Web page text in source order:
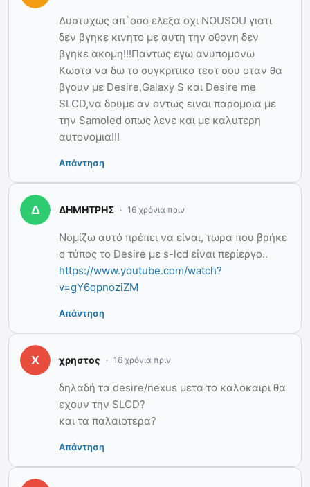
Δυστυχως απ`οσο ελεξα οχι NOUSOU γιατι
δεν βγηκε κινητο με αυτη την οθονη δεν
βγηκε ακομη!!!Παντως εγω ανυπομονω
Κωστα να δω το συγκριτικο τεστ σου οταν θα
βγουν με Desire,Galaxy S και Desire me
SLCD,να δουμε αν οντως ειναι παρομοια με
την Samoled οπως λενε και με καλυτερη
αυτονομια!!!
Απάντηση
ΔΗΜΗΤΡΗΣ 16 χρόνια πριν
Νομίζω αυτό πρέπει να είναι, τωρα που βρήκε
ο τύπος το Desire με s-lcd είναι περίεργο..
https://www.youtube.com/watch?
v=gY6qpnoziZM
Απάντηση
χρηστος 16 χρόνια πριν
δηλαδή τα desire/nexus μετα το καλοκαιρι θα
εχουν την SLCD?
και τα παλαιοτερα?
Απάντηση